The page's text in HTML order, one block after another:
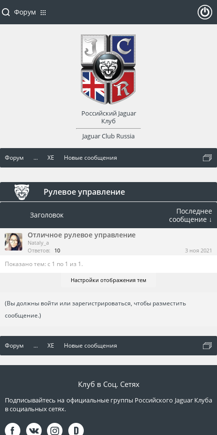
Форум ... XE Новые сообщения
Рулевое управление
Заголовок
Последнее
сообщение ↓
Отличное рулевое управление
Nataly_a
Ответов:
10 3 ноя 2021
Показано тем: с 1 по 1 из 1.
Настройки отображения тем
(Вы должны войти или зарегистрироваться, чтобы разместить
сообщение.)
Форум ... XE Новые сообщения
Форум
Российский Jaguar
Клуб
Jaguar Club Russia
оват
Клуб в Соц. Сетях
Подписывайтесь на официальные группы Российского Jaguar Клуба
в социальных сетях.